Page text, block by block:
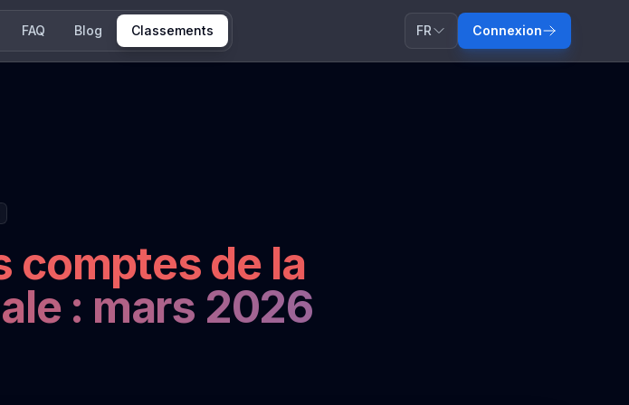
FAQ Blog Classements FR Connexion
comptes de la
: mars 2026